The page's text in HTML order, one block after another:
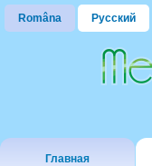
Româna Русский
Главная